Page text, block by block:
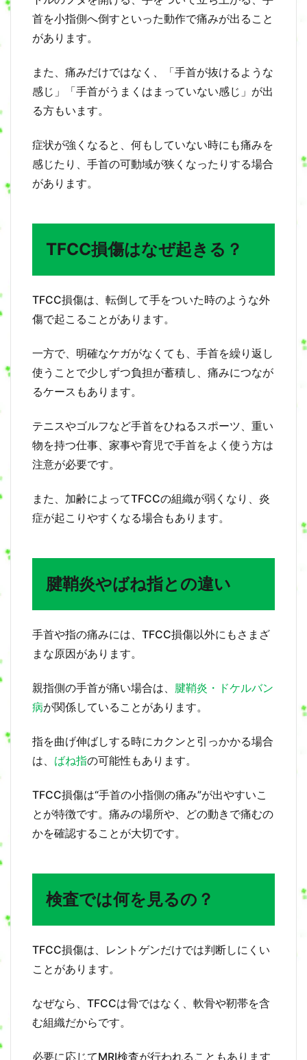
腱
鞘
ば
ね
指
と
違
5
何
を
の
自
に
治
と
は
あ
る
7
T
C
傷
は
管
が
増
る
？
異
血
と
治
療
目
安
ど
く
い
治
？
首を小指側へ倒すといった動作で痛みが出ること
があります。
また、痛みだけではなく、「手首が抜けるような
感じ」「手首がうまくはまっていない感じ」が出
る方もいます。
症状が強くなると、何もしていない時にも痛みを
感じたり、手首の可動域が狭くなったりする場合
があります。
TFCC損傷はなぜ起きる？
TFCC損傷は、転倒して手をついた時のような外
傷で起こることがあります。
一方で、明確なケガがなくても、手首を繰り返し
使うことで少しずつ負担が蓄積し、痛みにつなが
るケースもあります。
テニスやゴルフなど手首をひねるスポーツ、重い
物を持つ仕事、家事や育児で手首をよく使う方は
注意が必要です。
また、加齢によってTFCCの組織が弱くなり、炎
症が起こりやすくなる場合もあります。
腱鞘炎やばね指との違い
手首や指の痛みには、TFCC損傷以外にもさまざ
まな原因があります。
親指側の手首が痛い場合は、 腱鞘炎・ドケルバン
病が関係していることがあります。
指を曲げ伸ばしする時にカクンと引っかかる場合
は、 ばね指の可能性もあります。
TFCC損傷は“手首の小指側の痛み”が出やすいこ
とが特徴です。痛みの場所や、どの動きで痛むの
かを確認することが大切です。
検査では何を見るの？
TFCC損傷は、レントゲンだけでは判断しにくい
ことがあります。
なぜなら、TFCCは骨ではなく、軟骨や靭帯を含
む組織だからです。
必要に応じてMRI検査が行われることもあります